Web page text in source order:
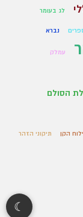
לג בעומר
נברא
עמלק
הסולם
הקן תיקוני הזהר
☾